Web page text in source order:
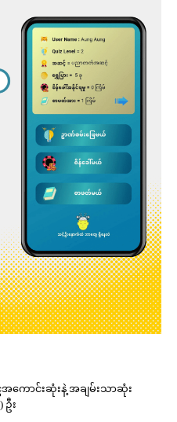
အကောင်းဆုံးနဲ့ အချမ်းသာဆုံး
ဦး